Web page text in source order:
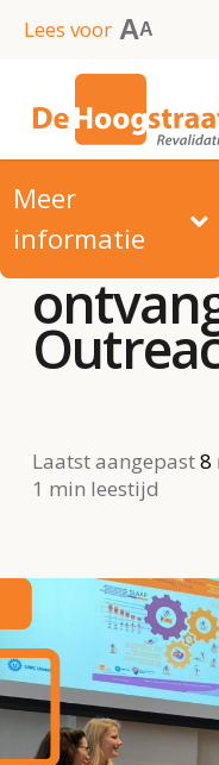
SkipLees voor AA
Meer
informatie
Olaf
Laatst aangepast8
1 min leestijd